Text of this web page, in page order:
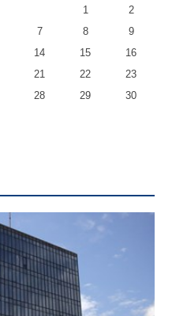
1
2
7 8
9
14 15
16
21 22
23
28 29
30